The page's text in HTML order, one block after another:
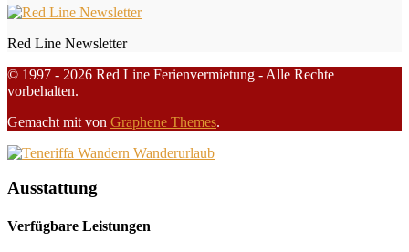
Red Line Newsletter
© 1997 - 2026 Red Line Ferienvermietung - Alle Rechte
vorbehalten.
Gemacht mit von Graphene Themes.
Ausstattung
Verfügbare Leistungen